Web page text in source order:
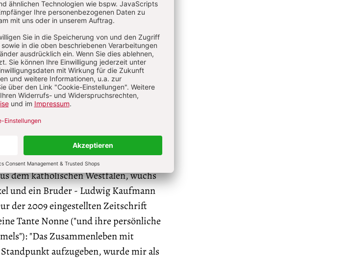
Kapitel, in dem es ihm aber
der Aktualität (geht), die ja
Analyse der den aktuellen
Kognitionsprobleme innerhalb der
fachlichen auch biographische
Spiel: Sein Großvater war einer der
war politischer Sprecher der
dem katholischen Westfalen, wuchs
und ein Bruder - Ludwig Kaufmann
der 2009 eingestellten Zeitschrift
Tante Nonne ("und ihre persönliche
"Das Zusammenleben mit
aufzugeben, wurde mir als